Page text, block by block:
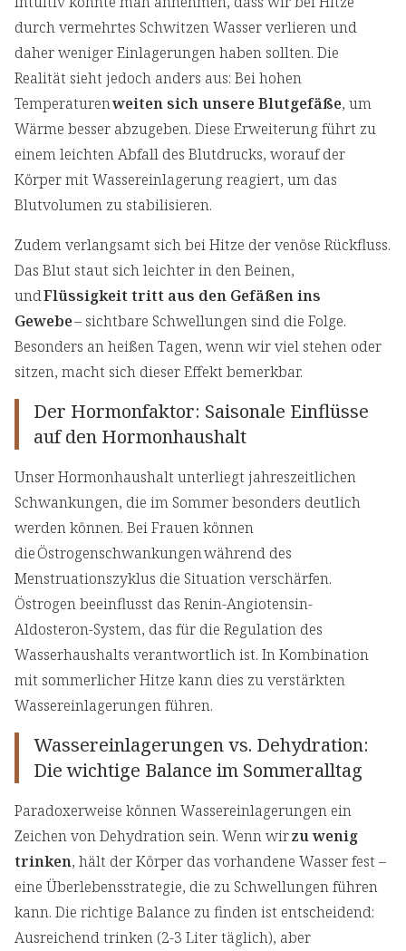
durch vermehrtes Schwitzen Wasser verlieren und
daher weniger Einlagerungen haben sollten. Die
Realität sieht jedoch anders aus: Bei hohen
Temperaturenweiten sich unsere Blutgefäße, um
Wärme besser abzugeben. Diese Erweiterung führt zu
einem leichten Abfall des Blutdrucks, worauf der
Körper mit Wassereinlagerung reagiert, um das
Blutvolumen zu stabilisieren.
Zudem verlangsamt sich bei Hitze der venöse Rückfluss.
Das Blut staut sich leichter in den Beinen,
undFlüssigkeit tritt aus den Gefäßen ins
Gewebe– sichtbare Schwellungen sind die Folge.
Besonders an heißen Tagen, wenn wir viel stehen oder
sitzen, macht sich dieser Effekt bemerkbar.
Der Hormonfaktor: Saisonale Einflüsse
auf den Hormonhaushalt
Unser Hormonhaushalt unterliegt jahreszeitlichen
Schwankungen, die im Sommer besonders deutlich
werden können. Bei Frauen können
die Östrogenschwankungen während des
Menstruationszyklus die Situation verschärfen.
Östrogen beeinflusst das Renin-Angiotensin-
Aldosteron-System, das für die Regulation des
Wasserhaushalts verantwortlich ist. In Kombination
mit sommerlicher Hitze kann dies zu verstärkten
Wassereinlagerungen führen.
Wassereinlagerungen vs. Dehydration:
Die wichtige Balance im Sommeralltag
Paradoxerweise können Wassereinlagerungen ein
Zeichen von Dehydration sein. Wenn wirzu wenig
trinken, hält der Körper das vorhandene Wasser fest –
eine Überlebensstrategie, die zu Schwellungen führen
kann. Die richtige Balance zu finden ist entscheidend:
Ausreichend trinken (2-3 Liter täglich), aber